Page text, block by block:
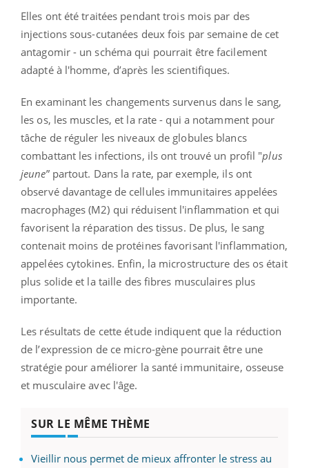
Elles ont été traitées pendant trois mois par des
injections sous-cutanées deux fois par semaine de cet
antagomir - un schéma qui pourrait être facilement
adapté à l'homme, d’après les scientifiques.
En examinant les changements survenus dans le sang,
les os, les muscles, et la rate - qui a notamment pour
tâche de réguler les niveaux de globules blancs
combattant les infections, ils ont trouvé un profil "plus
jeune” partout. Dans la rate, par exemple, ils ont
observé davantage de cellules immunitaires appelées
macrophages (M2) qui réduisent l'inflammation et qui
favorisent la réparation des tissus. De plus, le sang
contenait moins de protéines favorisant l'inflammation,
appelées cytokines. Enfin, la microstructure des os était
plus solide et la taille des fibres musculaires plus
importante.
Les résultats de cette étude indiquent que la réduction
de l’expression de ce micro-gène pourrait être une
stratégie pour améliorer la santé immunitaire, osseuse
et musculaire avec l'âge.
SUR LE MÊME THÈME
Vieillir nous permet de mieux affronter le stress au